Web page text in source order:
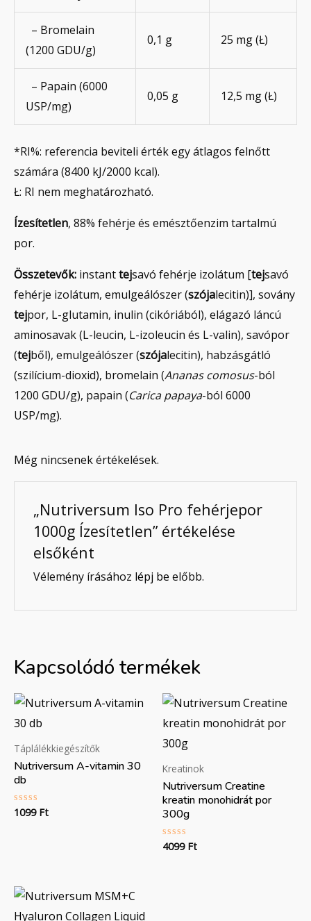
– Bromelain
(1200 GDU/g)
0,1 g 25 mg (Ł)
– Papain (6000
USP/mg)
0,05 g 12,5 mg (Ł)
*RI%: referencia beviteli érték egy átlagos felnőtt
számára (8400 kJ/2000 kcal).
Ł: RI nem meghatározható.
Ízesítetlen, 88% fehérje és emésztőenzim tartalmú
por.
Összetevők: instanttejsavó fehérje izolátum [tejsavó
fehérje izolátum, emulgeálószer (szójalecitin)], sovány
tejpor, L-glutamin, inulin (cikóriából), elágazó láncú
aminosavak (L-leucin, L-izoleucin és L-valin), savópor
(tejből), emulgeálószer (szójalecitin), habzásgátló
(szilícium-dioxid), bromelain (Ananas comosus-ból
1200 GDU/g), papain (Carica papaya-ból 6000
USP/mg).
Még nincsenek értékelések.
„Nutriversum Iso Pro fehérjepor
1000g Ízesítetlen” értékelése
elsőként
Vélemény írásához lépj be előbb.
Kapcsolódó termékek
Táplálékkiegészítők
Nutriversum A-vitamin 30
db
Értékelés:
1099 Ft
Kreatinok
Nutriversum Creatine
kreatin monohidrát por
300g
Értékelés:
4099 Ft